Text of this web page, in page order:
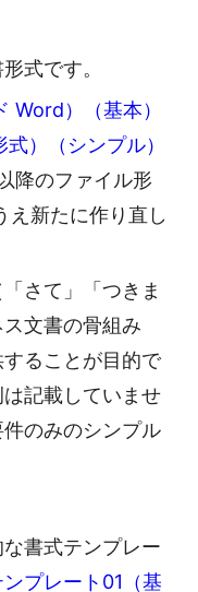
式です。
Word）（基本）
）（シンプル）
降のファイル形
新たに作り直し
さて」「つきま
文書の骨組み
することが目的で
記載していませ
のみのシンプル
書式テンプレー
プレート01（基